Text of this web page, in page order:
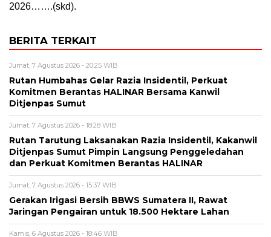
2026…….(skd).
BERITA TERKAIT
Jumat, 7 Agustus 2026 - 20:25 WIB
Rutan Humbahas Gelar Razia Insidentil, Perkuat
Komitmen Berantas HALINAR Bersama Kanwil
Ditjenpas Sumut
Jumat, 7 Agustus 2026 - 18:28 WIB
Rutan Tarutung Laksanakan Razia Insidentil, Kakanwil
Ditjenpas Sumut Pimpin Langsung Penggeledahan
dan Perkuat Komitmen Berantas HALINAR
Jumat, 7 Agustus 2026 - 15:37 WIB
Gerakan Irigasi Bersih BBWS Sumatera II, Rawat
Jaringan Pengairan untuk 18.500 Hektare Lahan
Kamis, 6 Agustus 2026 - 18:46 WIB